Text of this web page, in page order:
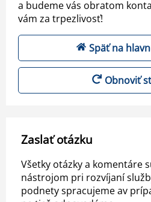
a budeme vás obratom
vám za trpezlivosť!
Späť na
Obnoviť
Zaslať otázku
Všetky otázky a komentáre
nástrojom pri rozvíjaní
podnety spracujeme av